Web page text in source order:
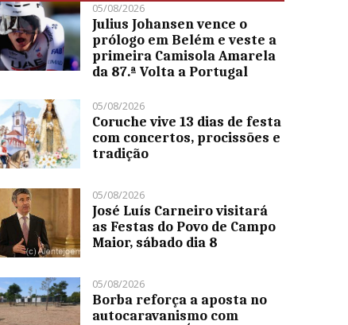
05/08/2026
Julius Johansen vence o
prólogo em Belém e veste a
primeira Camisola Amarela
da 87.ª Volta a Portugal
05/08/2026
Coruche vive 13 dias de festa
com concertos, procissões e
tradição
05/08/2026
José Luís Carneiro visitará
as Festas do Povo de Campo
Maior, sábado dia 8
05/08/2026
Borba reforça a aposta no
autocaravanismo com